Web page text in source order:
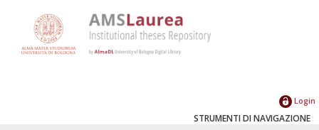
Login
STRUMENTI DI NAVIGAZIONE